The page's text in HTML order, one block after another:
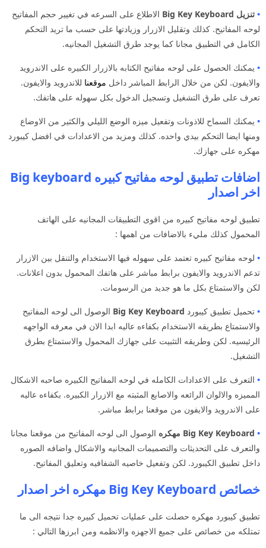
• تنزيل Big Key Keyboard
الاطلاع على السرعه في تغيير حجم المفاتيح
لوحه المفاتيح. كذلك وتقليل الازرار وزيادتها على حسب ما تريد التحكم
الكامل في التطبيق مجانا كما يوجد طرق التشغيل المجانيه.
• يمكنك الحصول على لوحه مفاتيح الكتابه بالازرار الكبيره على الاندرويد
والايفون. لكن من خلال الرابط المباشر داخل موقعنا للاندرويد والايفون.
تعرف على طرق التشغيل وتسجيل الدخول بكل سهوله على هاتفك.
• يمكنك السماح للاذونات وتفعيل ميزه الوضع الليلي والكثير من الاوضاع
ومنها ايضا التحكم بيدي واحده. كذلك ومزيد من الاعدادات في افضل كيبورد
مهكره على جهازك.
اضافات تطبيق لوحه مفاتيح كبيره Big keyboard
اخر اصدار
تطبيق لوحه مفاتيح كبيره من اقوى التطبيقات المجانيه على الهاتف
المحمول كذلك مليء بالاضافات من اهمها :
• لوحه مفاتيح كبيره تعتمد على سهوله فيها الاستخدام والتنقل بين الازرار
تدعم الاندرويد والايفون برابط مباشر على هاتفك المحمول بدون اعلانات.
لكن والاستمتاع بكل ما هو جديد من الرسومات.
• تحميل تطبيق كيبورد Big Key Keyboard الوصول الى لوحه المفاتيح
والاستمتاع بطريقه الاستخدام بكفاءه عاليه ابدا الان في معرفه الواجهه
الرئيسيه. لكن وطريقه التثبيت على جهازك المحمول والاستمتاع بطرق
التشغيل.
• التعرف على الاعدادات الكامله في لوحه المفاتيح الكبيره صاحبه الاشكال
المميزه والالوان الرائعه والاصابع المثبته مع الازرار الكبيره. بكفاءه عاليه
على الاندرويد والايفون من موقعنا برابط مباشر.
• Big Key Keyboard مهكره
الوصول الى لوحه المفاتيح من موقعنا مجانا
والتعرف على التحديثات والتصميمات المجانيه والاشكال واضافه الصوره
داخل تطبيق الكيبورد. لكن وتفعيل خاصيه الشفافيه وتعليق المفاتيح.
خصائص Big Key Keyboard مهكره اخر اصدار
تطبيق كيبورد مهكره حصلت على عمليات تحميل كبيره جدا نتيجه الى ما
تمتلكه من خصائص على جميع الاجهزه والانظمه ومن ابرزها التالي :